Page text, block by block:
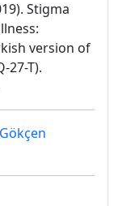
Stigma
version of
27-T).
Gökçen